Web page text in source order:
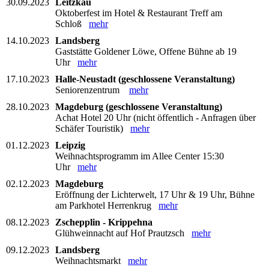
30.09.2023 Leitzkau
Oktoberfest im Hotel & Restaurant Treff am
Schloß mehr
14.10.2023 Landsberg
Gaststätte Goldener Löwe, Offene Bühne ab 19
Uhr mehr
17.10.2023 Halle-Neustadt (geschlossene Veranstaltung)
Seniorenzentrum mehr
28.10.2023 Magdeburg (geschlossene Veranstaltung)
Achat Hotel 20 Uhr (nicht öffentlich - Anfragen über
Schäfer Touristik) mehr
01.12.2023 Leipzig
Weihnachtsprogramm im Allee Center 15:30
Uhr mehr
02.12.2023 Magdeburg
Eröffnung der Lichterwelt, 17 Uhr & 19 Uhr, Bühne
am Parkhotel Herrenkrug mehr
08.12.2023
Zschepplin - Krippehna
Glühweinnacht auf Hof Prautzsch mehr
09.12.2023 Landsberg
Weihnachtsmarkt mehr